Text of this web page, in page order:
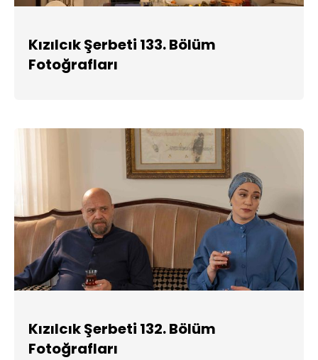
Kızılcık Şerbeti 133. Bölüm
Fotoğrafları
Kızılcık Şerbeti 132. Bölüm
Fotoğrafları